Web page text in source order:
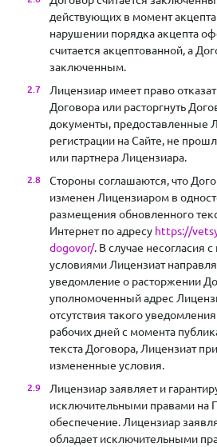
действующих в момент
нарушении порядка акцепта
считается акцептованной, а
заключенным.
Лицензиар имеет право
Договора или расторгнуть
документы, предоставленные
регистрации на Сайте, не
или партнера Лицензиара.
Стороны соглашаются, что
изменен Лицензиаром в
размещения обновленного
Интернет по адресу https://
dogovor/. В случае несогласия
условиями Лицензиат
уведомление о расторжении
уполномоченный адрес
отсутствия такого
рабочих дней с момента
текста Договора, Лицензиат
измененные условия.
Лицензиар заявляет и
исключительными правами на
обеспечение. Лицензиар
обладает исключительными